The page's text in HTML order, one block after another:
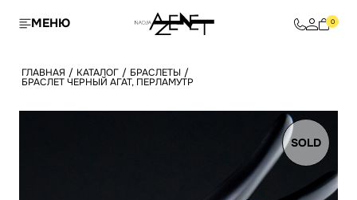
МЕНЮ 0
ГЛАВНАЯ / КАТАЛОГ / БРАСЛЕТЫ /
БРАСЛЕТ ЧЕРНЫЙ АГАТ, ПЕРЛАМУТР
SOLD